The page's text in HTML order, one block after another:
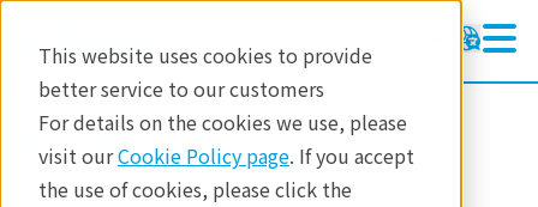
This website uses cookies to provide
better service to our customers
For details on the cookies we use, please
visit ourCookie Policy page. If you accept
the use of cookies, please click the
修理・サポート